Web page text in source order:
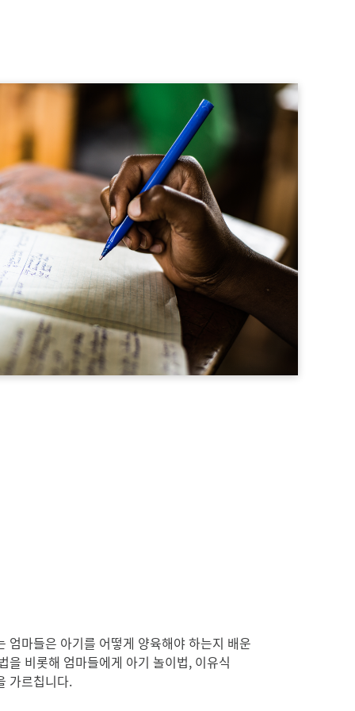
엄마들은 아기를 어떻게 양육해야 하는지 배운
을 비롯해 엄마들에게 아기 놀이법, 이유식
가르칩니다.